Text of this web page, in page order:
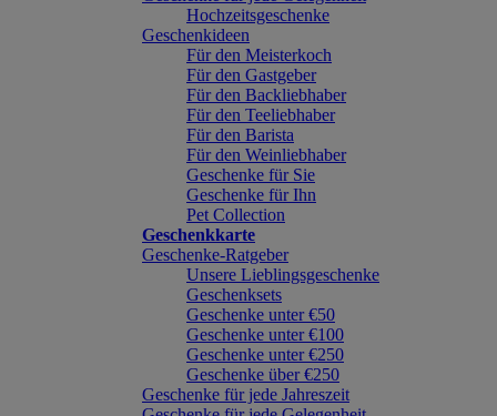
Hochzeitsgeschenke
Geschenkideen
Für den Meisterkoch
Für den Gastgeber
Für den Backliebhaber
Für den Teeliebhaber
Für den Barista
Für den Weinliebhaber
Geschenke für Sie
Geschenke für Ihn
Pet Collection
Geschenkkarte
Geschenke-Ratgeber
Unsere Lieblingsgeschenke
Geschenksets
Geschenke unter €50
Geschenke unter €100
Geschenke unter €250
Geschenke über €250
Geschenke für jede Jahreszeit